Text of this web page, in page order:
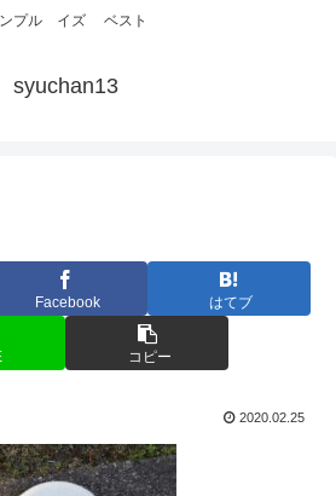
プル イズ ベスト
syuchan13
Facebook はてブ
コピー
2020.02.25